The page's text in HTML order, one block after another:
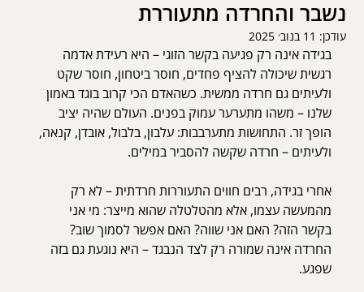
נשבר והחרדה מתעוררת
עודכן: 11 בנוב׳ 2025
בגידה אינה רק פגיעה בקשר הזוגי – היא רעידת אדמה
רגשית שיכולה להציף פחדים, חוסר ביטחון, חוסר שקט
ולעיתים גם חרדה ממשית. כשהאדם הכי קרוב בוגד באמון
שלנו – משהו מתערער עמוק בפנים. העולם שהיה יציב
הופך זר. התחושות מתערבבות: עלבון, בלבול, אובדן, קנאה,
ולעיתים – חרדה שקשה להסביר במילים.
אחרי בגידה, רבים חווים התעוררות חרדתית – לא רק
מהמעשה עצמו, אלא מהטלטלה שהוא מייצר: מי אני
בקשר הזה? האם אני שווה? האם אפשר לסמוך שוב?
החרדה אינה שמורה רק לצד הנבגד – היא נוגעת גם בזה
שפגע.